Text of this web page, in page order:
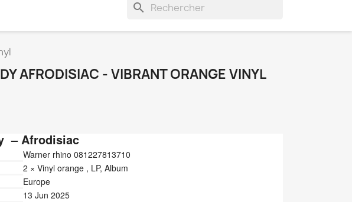
search
AFRODISIAC - VIBRANT ORANGE VINYL
‎– Afrodisiac
Warner rhino 081227813710
2 × Vinyl orange , LP, Album
Europe
13 Jun 2025